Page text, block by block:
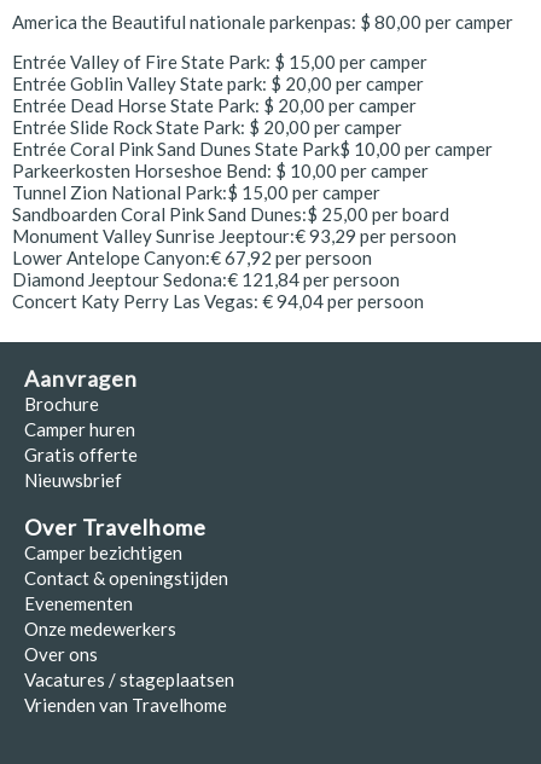
America the Beautiful nationale parkenpas: $ 80,00 per camper
Entrée Valley of Fire State Park: $ 15,00 per camper
Entrée Goblin Valley State park: $ 20,00 per camper
Entrée Dead Horse State Park: $ 20,00 per camper
Entrée Slide Rock State Park: $ 20,00 per camper
Entrée Coral Pink Sand Dunes State Park$ 10,00 per camper
Parkeerkosten Horseshoe Bend: $ 10,00 per camper
Tunnel Zion National Park:$ 15,00 per camper
Sandboarden Coral Pink Sand Dunes:$ 25,00 per board
Monument Valley Sunrise Jeeptour:€ 93,29 per persoon
Lower Antelope Canyon:€ 67,92 per persoon
Diamond Jeeptour Sedona:€ 121,84 per persoon
Concert Katy Perry Las Vegas: € 94,04 per persoon
Aanvragen
Brochure
Camper huren
Gratis offerte
Nieuwsbrief
Over Travelhome
Camper bezichtigen
Contact & openingstijden
Evenementen
Onze medewerkers
Over ons
Vacatures / stageplaatsen
Vrienden van Travelhome